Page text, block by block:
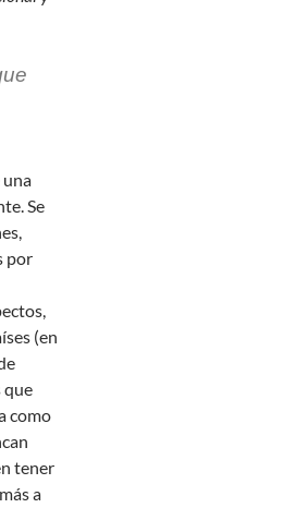
una
Se
por
(en
que
como
tener
a